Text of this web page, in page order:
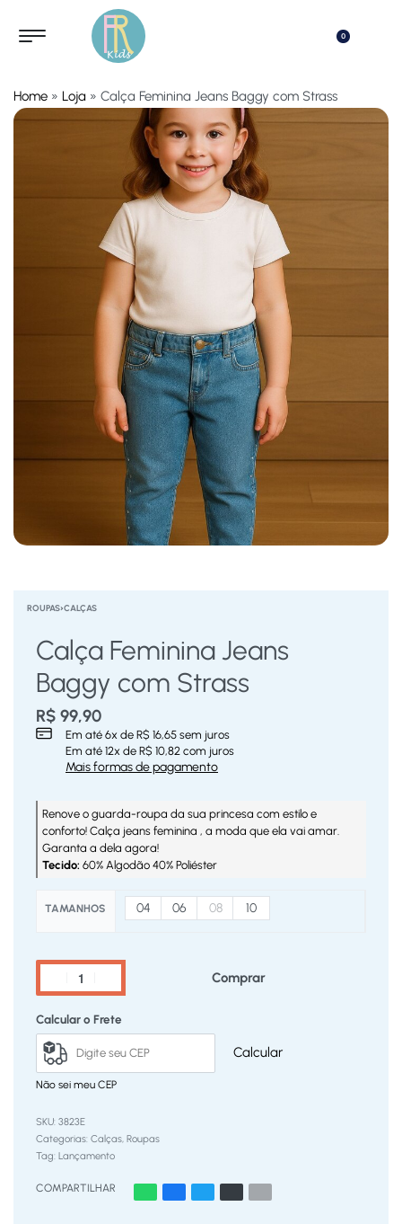
0
Home » Loja » Calça Feminina Jeans Baggy com Strass
ROUPAS›CALÇAS
Calça Feminina Jeans
Baggy com Strass
R$ 99,90
Em até 6x de R$ 16,65 sem juros
Em até 12x de R$ 10,82 com juros
Mais formas de pagamento
Renove o guarda-roupa da sua princesa com estilo e
conforto! Calça jeans feminina , a moda que ela vai amar.
Garanta a dela agora!
Tecido: 60% Algodão 40% Poliéster
TAMANHOS 04 06 08 10
Comprar
Calcular o Frete
Calcular
Não sei meu CEP
3823E
Categorias: Calças, Roupas
Tag: Lançamento
COMPARTILHAR